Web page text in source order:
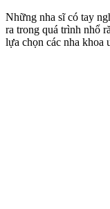
Những nha sĩ có tay
ra trong quá trình nhổ
lựa chọn các nha khoa